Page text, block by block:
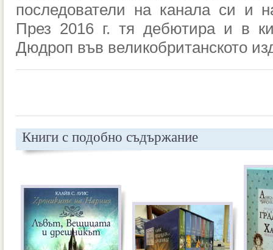
последователи на канала си и
През 2016 г. тя дебютира и в
Дюдроп във великобританското
Книги с подобно съдържание